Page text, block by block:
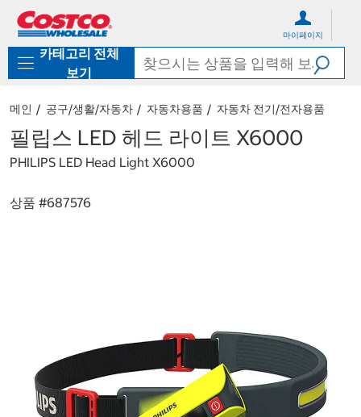
로
기
가
마이페이지
카테고리 전체
보기
메인 공구/생활/자동차 자동차용품 자동차 전기/전자용품
필립스 LED 헤드 라이트 X6000
PHILIPS LED Head Light X6000
상품 #687576